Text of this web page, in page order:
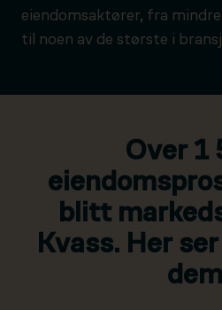
eiendomsaktører, fra
til noen av de største i
Over 1
blitt
Kvass. Her